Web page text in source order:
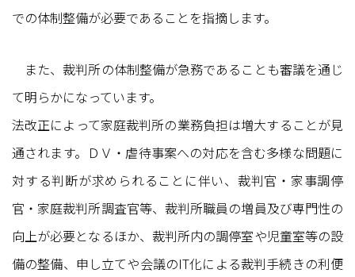
での体制整備が必要であることを指摘します。
また、裁判所の体制整備が急務であることも審議を通じ
て明らかになっています。
法改正によって家庭裁判所の業務負担は増大することが見
通されます。ＤＶ・虐待事案への対応を含む多様な問題に
対する判断が求められることに伴い、裁判官・家事調停
官・家庭裁判所調査官等、裁判所職員の増員及び専門性の
向上が必要となるほか、裁判所内の調停室や児童室等の設
備の整備、申し立てや会議のIT化による裁判手続きの利便